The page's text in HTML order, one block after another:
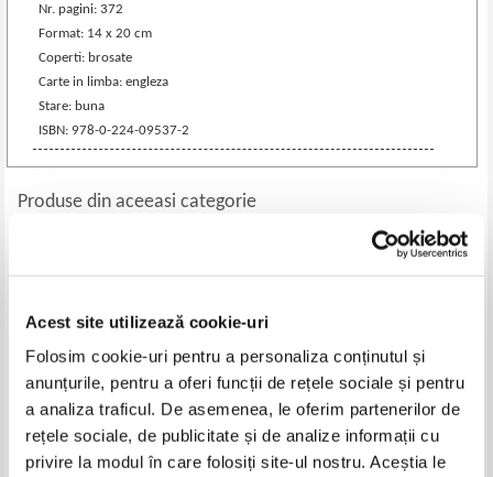
Acest site utilizează cookie-uri
Folosim cookie-uri pentru a personaliza conținutul și
anunțurile, pentru a oferi funcții de rețele sociale și pentru
a analiza traficul. De asemenea, le oferim partenerilor de
rețele sociale, de publicitate și de analize informații cu
privire la modul în care folosiți site-ul nostru. Aceștia le
Nr. pagini: 372
Format: 14 x 20 cm
Coperti: brosate
Carte in limba: engleza
Stare: buna
ISBN: 978-0-224-09537-2
Produse din aceeasi categorie